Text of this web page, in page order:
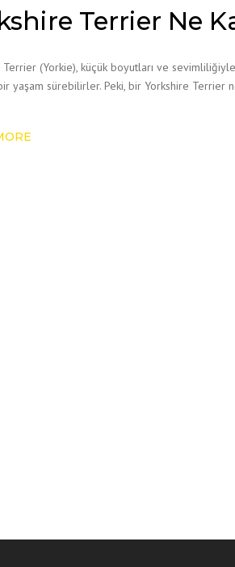
Terrier Ne
Terrier (Yorkie), küçük boyutları ve
yaşam sürebilirler. Peki, bir Yorkshire Terrier